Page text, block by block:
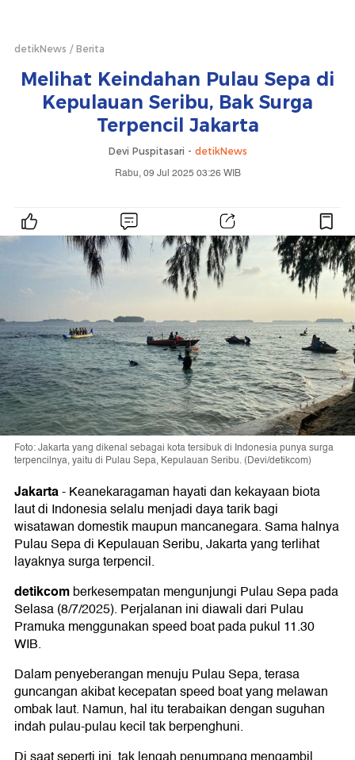
detikNews Berita
Melihat Keindahan Pulau Sepa di
Kepulauan Seribu, Bak Surga
Terpencil Jakarta
Devi Puspitasari - detikNews
Rabu, 09 Jul 2025 03:26 WIB
Foto: Jakarta yang dikenal sebagai kota tersibuk di Indonesia punya surga
terpencilnya, yaitu di Pulau Sepa, Kepulauan Seribu. (Devi/detikcom)
Jakarta-Keanekaragaman hayati dan kekayaan biota
laut di Indonesia selalu menjadi daya tarik bagi
wisatawan domestik maupun mancanegara. Sama halnya
Pulau Sepa di Kepulauan Seribu, Jakarta yang terlihat
layaknya surga terpencil.
detikcomberkesempatan mengunjungi Pulau Sepa pada
Selasa (8/7/2025). Perjalanan ini diawali dari Pulau
Pramuka menggunakan speed boat pada pukul 11.30
WIB.
Dalam penyeberangan menuju Pulau Sepa, terasa
guncangan akibat kecepatan speed boat yang melawan
ombak laut. Namun, hal itu terabaikan dengan suguhan
indah pulau-pulau kecil tak berpenghuni.